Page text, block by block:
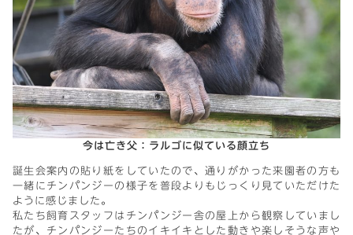
今は亡き父：ラルゴに似ている顔立ち
誕生会案内の貼り紙をしていたので、通りがかった来園者の方も
一緒にチンパンジーの様子を普段よりもじっくり見ていただけた
ように感じました。
私たち飼育スタッフはチンパンジー舎の屋上から観察していまし
たが、チンパンジーたちのイキイキとした動きや楽しそうな声や